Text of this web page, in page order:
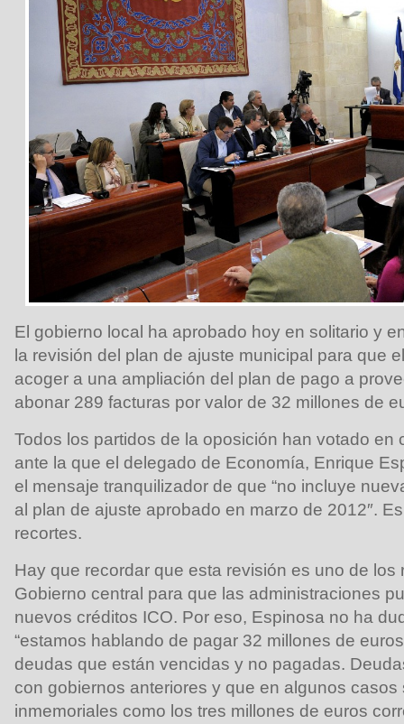
El gobierno local ha aprobado hoy en solitario y
la revisión del plan de ajuste municipal para que
acoger a una ampliación del plan de pago a
abonar 289 facturas por valor de 32 millones de
Todos los partidos de la oposición han votado en
ante la que el delegado de Economía, Enrique
el mensaje tranquilizador de que “no incluye
al plan de ajuste aprobado en marzo de 2012″.
recortes.
Hay que recordar que esta revisión es uno de los
Gobierno central para que las administraciones
nuevos créditos ICO. Por eso, Espinosa no ha
“estamos hablando de pagar 32 millones de
deudas que están vencidas y no pagadas.
con gobiernos anteriores y que en algunos
inmemoriales como los tres millones de euros